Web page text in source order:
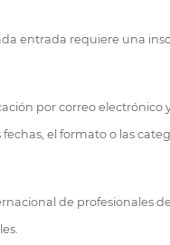
entrada requiere una
por correo electrónico
el formato o las
de profesionales